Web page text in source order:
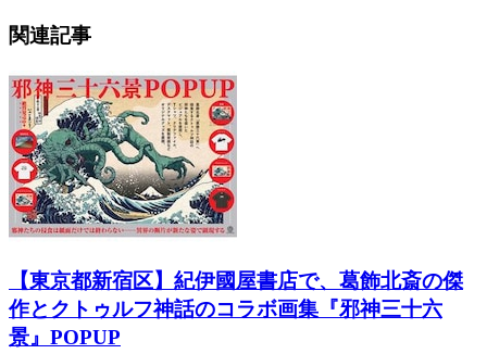
関連記事
【東京都新宿区】紀伊國屋書店で、葛飾北斎の傑
作とクトゥルフ神話のコラボ画集『邪神三十六
景』POPUP